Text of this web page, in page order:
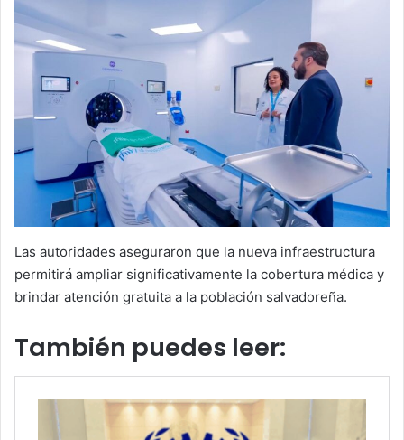
Las autoridades aseguraron que la nueva infraestructura
permitirá ampliar significativamente la cobertura médica y
brindar atención gratuita a la población salvadoreña.
También puedes leer: